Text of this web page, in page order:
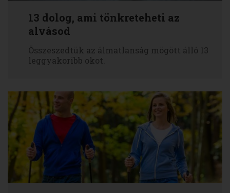
13 dolog, ami tönkreteheti az
alvásod
Összeszedtük az álmatlanság mögött álló 13
leggyakoribb okot.